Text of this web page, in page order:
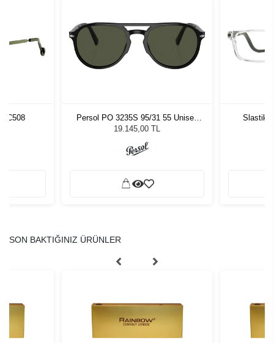
C508
Persol PO 3235S 95/31 55 Unisex
Güneş Gözlüğü
19.145,00 TL
Slastik
SON BAKTIĞINIZ ÜRÜNLER